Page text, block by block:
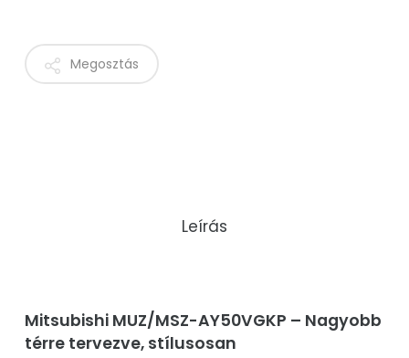
Megosztás
Leírás
Mitsubishi MUZ/MSZ-AY50VGKP – Nagyobb
térre tervezve, stílusosan